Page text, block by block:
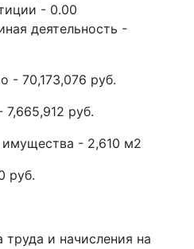
- 0.00
деятельность -
- 70,173,076 руб.
руб.
- 2,610 м2
руб.
труда и начисления на